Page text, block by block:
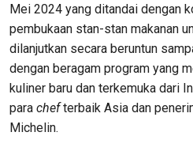
Mei 2024 yang ditandai dengan
pembukaan stan-stan makanan
dilanjutkan secara beruntun
dengan beragam program yang
kuliner baru dan terkemuka dari
para chefterbaik Asia dan
Michelin.